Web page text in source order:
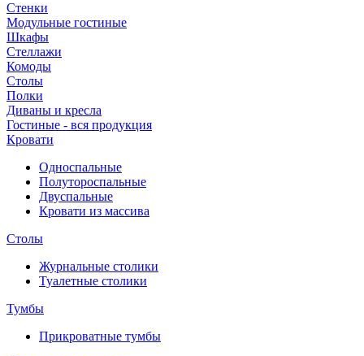
Стенки
Модульные гостиные
Шкафы
Стеллажи
Комоды
Столы
Полки
Диваны и кресла
Гостиные - вся продукция
Кровати
Односпальные
Полутороспальные
Двуспальные
Кровати из массива
Столы
Журнальные столики
Туалетные столики
Тумбы
Прикроватные тумбы